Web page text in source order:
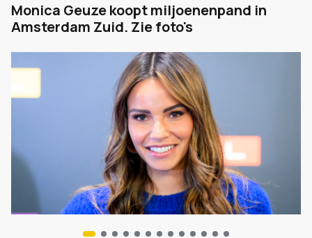
Monica Geuze koopt miljoenenpand in
Amsterdam Zuid. Zie foto's